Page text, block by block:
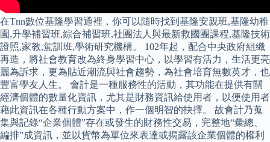
在Tnn數位基隆學習通裡，你可以隨時找到基隆安親班,基隆幼稚
園,升學補習班,綜合補習班,社團法人與最新救國團課程,基隆技術
證照,家教,駕訓班,學術研究機構。 102年起，配合中央政府組織
再造，將社會教育改為終身學習中心，以學習有活力，生活更亮
麗為訴求，更為貼近潮流與社會趨勢，為社會培育無數英才，也
豐富學友人生。 會計是一種服務性的活動，其功能在提供有關
經濟個體的數量化資訊，尤其是財務資訊給使用者，以便使用者
藉此資訊在各種行動方案中，作一個明智的抉擇。 故會計乃蒐
集與記錄“企業個體”存在或發生的財務性交易，完整地“彙總、
編排”成資訊，並以貨幣為單位來表達或揭露該企業個體的權利